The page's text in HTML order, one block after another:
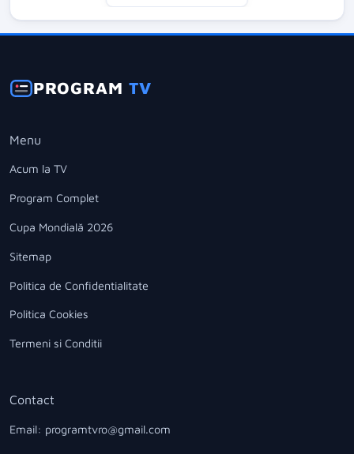
PROGRAMTV
Menu
Acum la TV
Program Complet
Cupa Mondială 2026
Sitemap
Politica de Confidentialitate
Politica Cookies
Termeni si Conditii
Contact
Email: programtvro@gmail.com